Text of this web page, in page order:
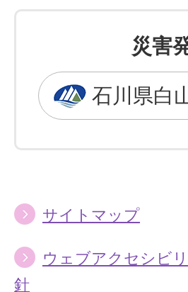
災害
石川県白
サイトマップ
ウェブアクセシビ
針